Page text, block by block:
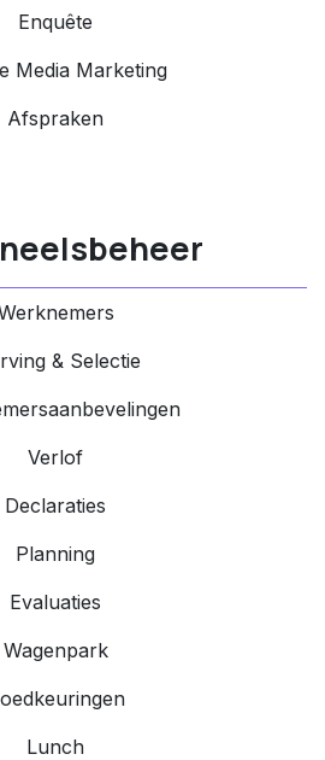
Enquête
Media Marketing
Afspraken
& Selectie
Verlof
Declaraties
Planning
Evaluaties
Wagenpark
Lunch